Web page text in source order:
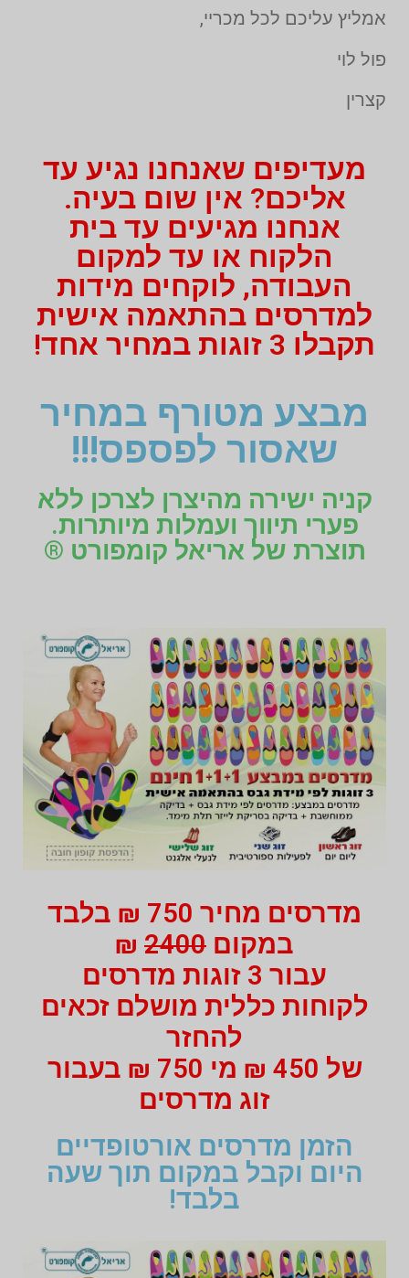
אמליץ עליכם לכל מכריי,
פול לוי
קצרין
מעדיפים שאנחנו נגיע עד
אליכם? אין שום בעיה.
אנחנו מגיעים עד בית
הלקוח או עד למקום
העבודה, לוקחים מידות
למדרסים בהתאמה אישית
תקבלו 3 זוגות במחיר אחד!
מבצע מטורף במחיר
שאסור לפספס!!!
קניה ישירה מהיצרן לצרכן ללא
פערי תיווך ועמלות מיותרות.
תוצרת של אריאל קומפורט ®
מדרסים מחיר 750 ₪ בלבד
במקום 2400
₪
עבור 3 זוגות מדרסים
לקוחות כללית מושלם זכאים
להחזר
של 450 ₪ מי 750 ₪ בעבור
זוג מדרסים
הזמן מדרסים אורטופדיים
היום וקבל במקום תוך שעה
בלבד!